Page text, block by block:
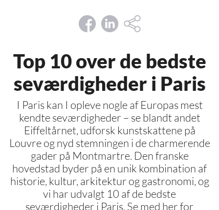
Top 10 over de bedste
seværdigheder i Paris
I Paris kan I opleve nogle af Europas mest
kendte seværdigheder – se blandt andet
Eiffeltårnet, udforsk kunstskattene på
Louvre og nyd stemningen i de charmerende
gader på Montmartre. Den franske
hovedstad byder på en unik kombination af
historie, kultur, arkitektur og gastronomi, og
vi har udvalgt 10 af de bedste
seværdigheder i Paris. Se med her for